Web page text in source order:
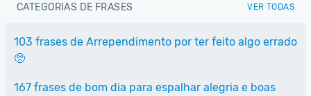
CATEGORIAS DE FRASES VER TODAS
103 frases de Arrependimento por ter feito algo errado
🥺
167 frases de bom dia para espalhar alegria e boas